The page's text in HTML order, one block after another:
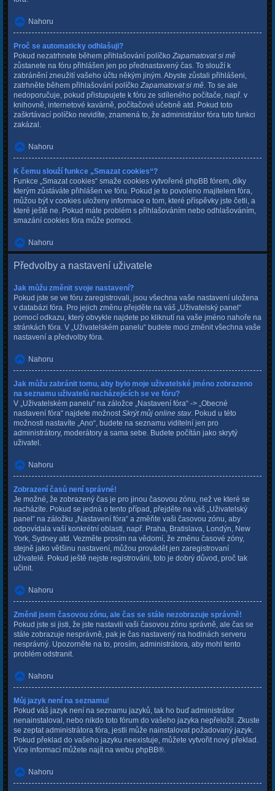
Nahoru
Proč se automaticky odhlašuji?
Pokud nezatrhnete během přihlašování políčko Zapamatovat si mě
zůstanete na fóru přihlášen jen po přednastavený čas. To slouží k
zabránění zneužití vašeho účtu někým jiným. Abyste zůstali přihlášeni,
zatrhněte během přihlašování políčko Zapamatovat si mě . To se ale
nedoporučuje, pokud přistupujete k fóru ze sdíleného počítače, např. v
knihovně, internetové kavárně, počítačové učebně atd. Pokud toto
zaškrtávací políčko nevidíte, znamená to, že administrátor fóra tuto funkci
zakázal.
Nahoru
K čemu slouží funkce „Smazat cookies“?
Funkce „Smazat cookies“ smaže cookies vytvořené phpBB fórem, díky
kterým zůstáváte přihlášen ve fóru. Pokud je to povoleno majitelem fóra,
můžou být v cookies uloženy informace o tom, které příspěvky jste četli, a
které ještě ne. Pokud máte problém s přihlašováním nebo odhlašováním,
smazání cookies fóra může pomoci.
Nahoru
Předvolby a nastavení uživatele
Jak můžu změnit svoje nastavení?
Pokud jste se ve fóru zaregistrovali, jsou všechna vaše nastavení uložena
v databázi fóra. Pro jejich změnu přejděte na váš „Uživatelský panel“
pomocí odkazu, který obvykle najdete po kliknutí na vaše jméno nahoře na
stránkách fóra. V „Uživatelském panelu“ budete moci změnit všechna vaše
nastavení a předvolby fóra.
Nahoru
Jak můžu zabránit tomu, aby bylo moje uživatelské jméno zobrazeno
na seznamu uživatelů nacházejících se ve fóru?
V „Uživatelském panelu“ na záložce „Nastavení fóra“ -> „Obecné
nastavení fóra“ najdete možnost Skrýt můj online stav. Pokud u této
možnosti nastavíte „Ano“, budete na seznamu viditelní jen pro
administrátory, moderátory a sama sebe. Budete počítán jako skrytý
uživatel.
Nahoru
Zobrazení časů není správné!
Je možné, že zobrazený čas je pro jinou časovou zónu, než ve které se
nacházíte. Pokud se jedná o tento případ, přejděte na váš „Uživatelský
panel“ na záložku „Nastavení fóra“ a změňte vaši časovou zónu, aby
odpovídala vaší konkrétní oblasti, např. Praha, Bratislava, Londýn, New
York, Sydney atd. Vezměte prosím na vědomí, že změnu časové zóny,
stejně jako většinu nastavení, můžou provádět jen zaregistrovaní
uživatelé. Pokud ještě nejste registrováni, toto je dobrý důvod, proč tak
učinit.
Nahoru
Změnil jsem časovou zónu, ale čas se stále nezobrazuje správně!
Pokud jste si jisti, že jste nastavili vaši časovou zónu správně, ale čas se
stále zobrazuje nesprávně, pak je čas nastavený na hodinách serveru
nesprávný. Upozorněte na to, prosím, administrátora, aby mohl tento
problém odstranit.
Nahoru
Můj jazyk není na seznamu!
Pokud váš jazyk není na seznamu jazyků, tak ho buď administrátor
nenainstaloval, nebo nikdo toto fórum do vašeho jazyka nepřeložil. Zkuste
se zeptat administrátora fóra, jestli může nainstalovat požadovaný jazyk.
Pokud překlad do vašeho jazyku neexistuje, můžete vytvořit nový překlad.
Více informací můžete najít na webu phpBB®.
Nahoru